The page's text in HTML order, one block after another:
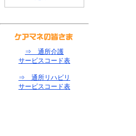
⇒ 通所介護
サービスコード表
⇒ 通所リハビリ
サービスコード表